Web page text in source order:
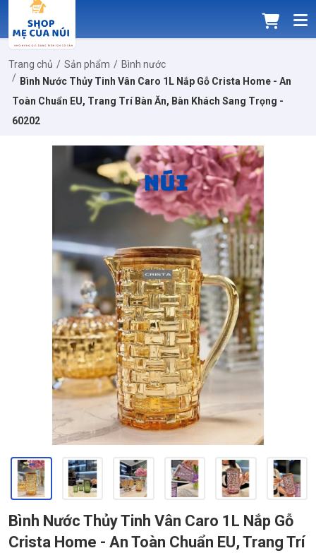
Trang chủ Sản phẩm
Bình nước
Bình Nước Thủy Tinh Vân Caro 1L Nắp Gỗ Crista Home - An
Toàn Chuẩn EU, Trang Trí Bàn Ăn, Bàn Khách Sang Trọng -
60202
Bình Nước Thủy Tinh Vân Caro 1L Nắp Gỗ
Crista Home - An Toàn Chuẩn EU, Trang Trí